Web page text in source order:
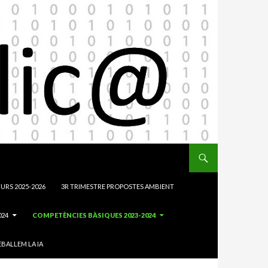
2025-2026 3R TRIMESTRE PROPOSTES AMBIENT
COMPETÈNCIES BÀSIQUES 2023-2024
LA IA